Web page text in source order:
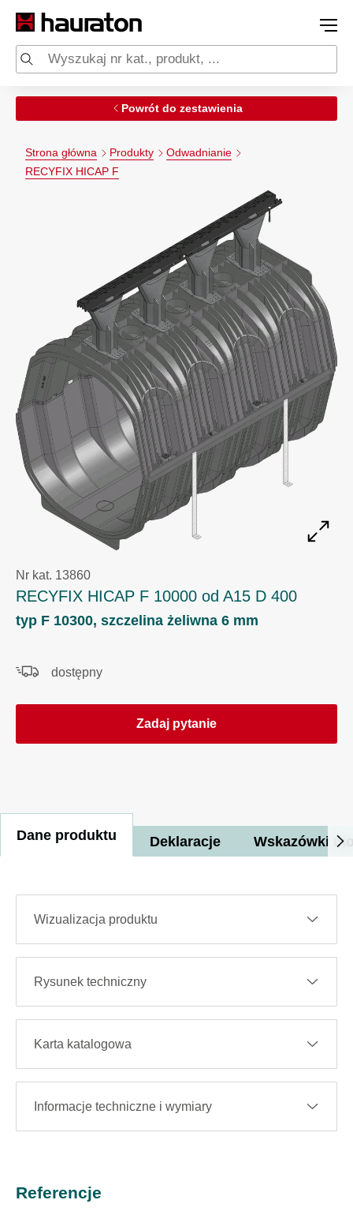
Powrót do zestawienia
Strona główna Produkty
Odwadnianie
RECYFIX HICAP F
Nr kat. 13860
RECYFIX HICAP F 10000 od A15 D 400
typ F 10300, szczelina żeliwna 6 mm
dostępny
Zadaj pytanie
Dane produktu Deklaracje Wskazówki
Wizualizacja produktu
Rysunek techniczny
Karta katalogowa
Informacje techniczne i wymiary
Referencje